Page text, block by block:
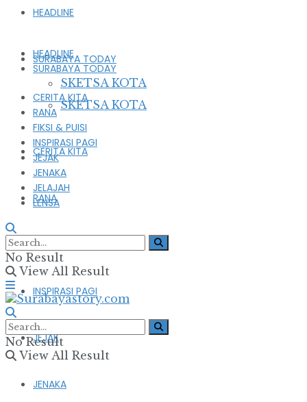
HEADLINE
SURABAYA TODAY
SKETSA KOTA
CERITA KITA
RANA
FIKSI & PUISI
INSPIRASI PAGI
JEJAK
JENAKA
HEADLINE
SURABAYA TODAY
SKETSA KOTA
CERITA KITA
RANA
FIKSI & PUISI
INSPIRASI PAGI
JEJAK
JENAKA
JELAJAH
LENSA
No Result
View All Result
No Result
View All Result